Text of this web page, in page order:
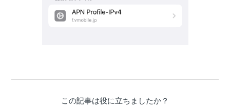
この記事は役に立ちましたか？